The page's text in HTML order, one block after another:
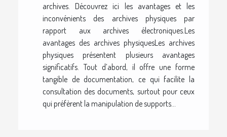
archives. Découvrez ici les avantages et les
inconvénients des archives physiques par
rapport aux archives électroniques.Les
avantages des archives physiquesLes archives
physiques présentent plusieurs avantages
significatifs. Tout d’abord, il offre une forme
tangible de documentation, ce qui facilite la
consultation des documents, surtout pour ceux
qui préfèrent la manipulation de supports...